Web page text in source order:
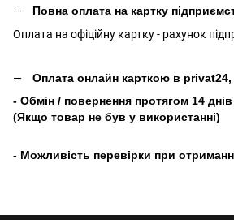
Повна оплата на картку
Оплата на офіційну картку - рахунок
Оплата онлайн карткою в privat24,
- Обмін / повернення протягом 14 днів
(Якщо товар не був у використанні)
- Можливість перевірки при